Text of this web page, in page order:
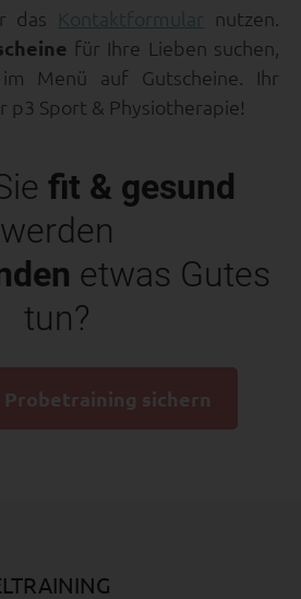
das Kontaktformular nutzen.
für Ihre Lieben suchen,
Menü auf Gutscheine. Ihr
p3 Sport & Physiotherapie!
fit & gesund
werden
etwas Gutes
tun?
Probetraining sichern